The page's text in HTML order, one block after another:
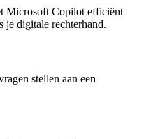
Microsoft Copilot efficiënt
je digitale rechterhand.
stellen aan een